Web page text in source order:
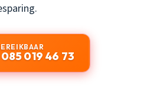
085 019 46 73